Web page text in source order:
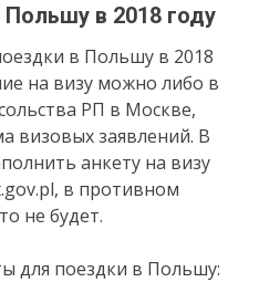
в 2018 году
в Польшу в 2018
на визу можно либо в
РП в Москве,
визовых заявлений. В
анкету на визу
в противном
не будет.
для поездки в Польшу: